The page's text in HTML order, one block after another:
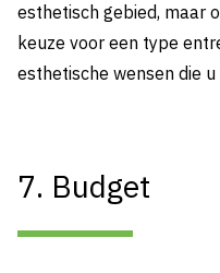
esthetisch gebied, maar
keuze voor een type
esthetische wensen die
7. Budget